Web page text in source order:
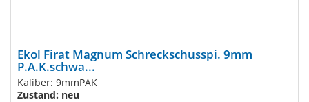
Ekol Firat Magnum Schreckschusspi. 9mm
P.A.K.schwa...
Kaliber: 9mmPAK
Zustand: neu